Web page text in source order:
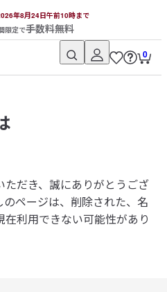
年8月24日午前10時まで
限定で手数料無料
0
だき、誠にありがとうござ
ページは、削除された、名
利用できない可能性があり